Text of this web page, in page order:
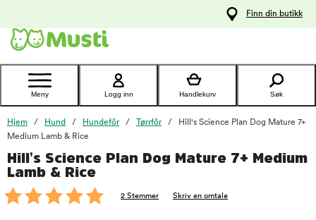
Kontakt
kundeservice
Finn din butikk
Meny Logg inn Handlekurv Søk
Hjem Hund Hundefôr Tørrfôr
Hill's Science Plan Dog Mature 7+
Medium Lamb & Rice
Hill's Science Plan Dog Mature 7+ Medium
Lamb & Rice
2 Stemmer Skriv en omtale
foo